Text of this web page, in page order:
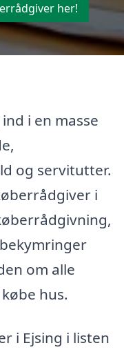
her!
i en masse
og servitutter.
i
om alle
hus.
i Ejsing i listen